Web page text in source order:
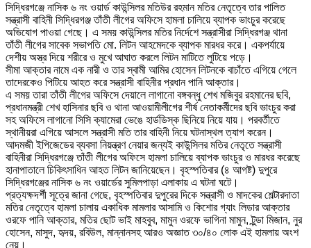
সিদ্ধিরগঞ্জে নাসিক ৬ নং ওয়ার্ড কাউন্সিলর মতিউর রহমান মতির নেতৃত্বে তার পালিত
সন্ত্রাসী বাহিনী সিদ্ধিরগঞ্জ তাঁতী লীগের অফিসে হামলা চালিয়ে ব্যাপক ভাংচুর করেছে
অভিযোগ পাওয়া গেছে। এ সময় কাউন্সিলর মতির নির্দেশে সন্ত্রাসীরা সিদ্ধিরগঞ্জ থানা
তাঁতী লীগের সাবেক সভাপতি মো. লিটন আহমেদকে ব্যাপক মারধর করে। একপর্যায়ে
দেশীয় অস্ত্র দিয়ে শরীরে ও মুখে আঘাত করলে লিটন মাটিতে লুটিয়ে পড়ে।
সীমা আক্তার নামে এক নারী ও তার স্বামী আমির হোসেন লিটনকে বাচাঁতে এগিয়ে গেলে
তাদেরকেও পিটিয়ে আহত করে সন্ত্রাসী বাহিনীর প্রধান পানি আক্তার।
এ সময় তারা তাঁতী লীগের অফিসে দেয়ালে লাগানো বঙ্গবন্ধু শেখ মজিবুর রহমানের ছবি,
প্রধানমন্ত্রী শেখ হাসিনার ছবি ও থানা আওয়ামীলীগের শীর্ষ নেতাকর্মীদের ছবি ভাংচুর করা
সহ অফিসে লাগানো সিসি ক্যামেরা ভেঙে হার্ডডিস্ক ছিনিয়ে নিয়ে যায়। পরবর্তীতে
স্থানীয়রা এগিয়ে আসলে সন্ত্রাসী মতি তার বাহিনী নিয়ে ঘটনাস্থল ত্যাগ করেন।
আদমজী ইপিজেডের ব্যবসা নিয়ন্ত্রণ নেয়ার জন্যই কাউন্সিলর মতির নেতৃতে সন্ত্রাসী
বাহিনীরা সিদ্ধিরগঞ্জে তাঁতী লীগের অফিসে হামলা চালিয়ে ব্যাপক ভাংচুর ও মারধর করেছে
হানাপাতালে চিকিৎসাধিন আহত লিটন জানিয়েছেন। বৃহস্পতিবার (৪ আগষ্ট) দুপুরে
সিদ্ধিরগঞ্জের নাসিক ৬ নং ওয়ার্ডের সুমিলপাড়া এলাকায় এ ঘটনা ঘটে।
প্রত্যক্ষদর্শী সূত্রে জানা গেছে, বৃহস্পতিবার দুপুরের দিকে সন্ত্রাসী ও মাদকের শেল্টারদাতা
মতির নেতৃত্বে হামলা চালায় একাধিক মামলার আসামি ও কিশোর গ্যাং লিডার আক্তার
ওরফে পানি আক্তার, মতির ছোট ভাই মাহবুব, মামুন ওরফে ভাগিনা মামুন, টুন্ডা মিজান, নুর
হোসেন, মাসুদ, হৃদয়, রবিউল, মান্নানসহ আরও অজ্ঞাত ৩০/৪০ লোক এই হামলায় অংশ
নেয়।